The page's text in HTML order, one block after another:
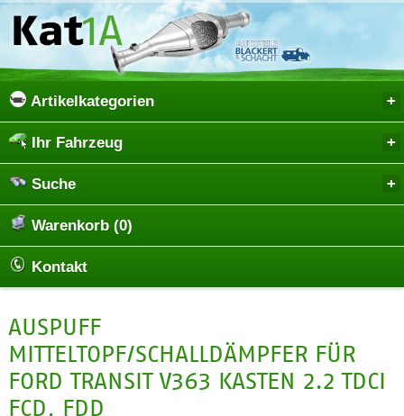
Artikelkategorien
Ihr Fahrzeug
Suche
Warenkorb (0)
Kontakt
AUSPUFF
MITTELTOPF/SCHALLDÄMPFER FÜR
FORD TRANSIT V363 KASTEN 2.2 TDCI
FCD, FDD